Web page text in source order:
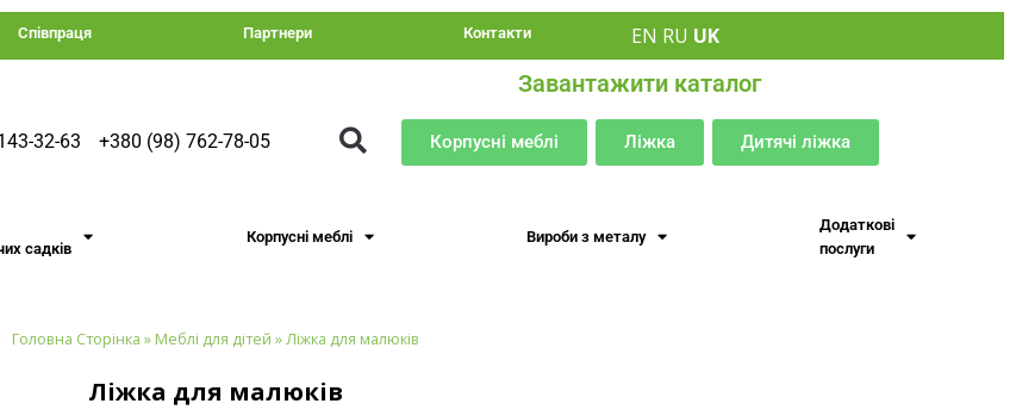
Співпраця Партнери Контакти EN RU UK
32-63 +380 (98) 762-78-05
Завантажити каталог
Корпусні меблі Ліжка Дитячі ліжка
садків
Корпусні меблі Вироби з металу
Додаткові
послуги
Головна Сторінка » Меблі для дітей »Ліжка для малюків
Ліжка для малюків